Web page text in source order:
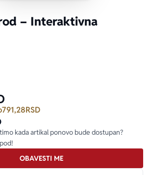
– Interaktivna
791,28RSD
kada artikal ponovo bude dostupan?
OBAVESTI ME
psihologija
Jam